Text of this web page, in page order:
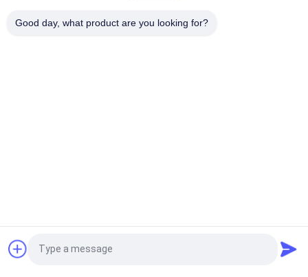
und Kästen glatt
Kasten Des
Pharmazeutischen Fordern Sie ein Angebot
Good day, what product are you looking for?